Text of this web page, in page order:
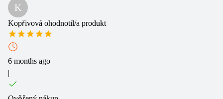
K
Kopřivová ohodnotil/a produkt
6 months ago
|